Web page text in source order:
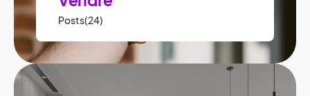
Posts(24)